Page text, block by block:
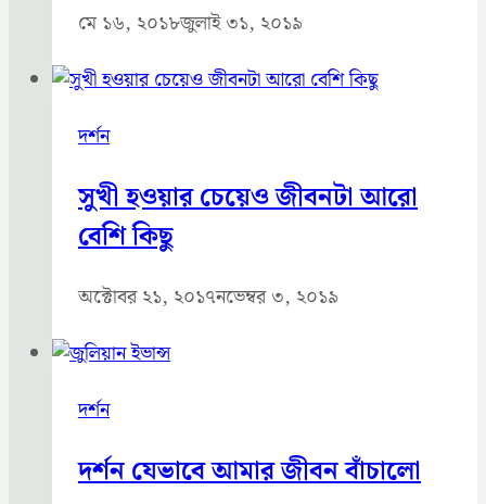
মে ১৬, ২০১৮জুলাই ৩১, ২০১৯
দর্শন
সুখী হওয়ার চেয়েও জীবনটা আরো
বেশি কিছু
অক্টোবর ২১, ২০১৭নভেম্বর ৩, ২০১৯
দর্শন
দর্শন যেভাবে আমার জীবন বাঁচালো